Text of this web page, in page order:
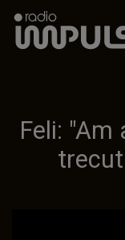
Radio Impuls
Feli: "Am